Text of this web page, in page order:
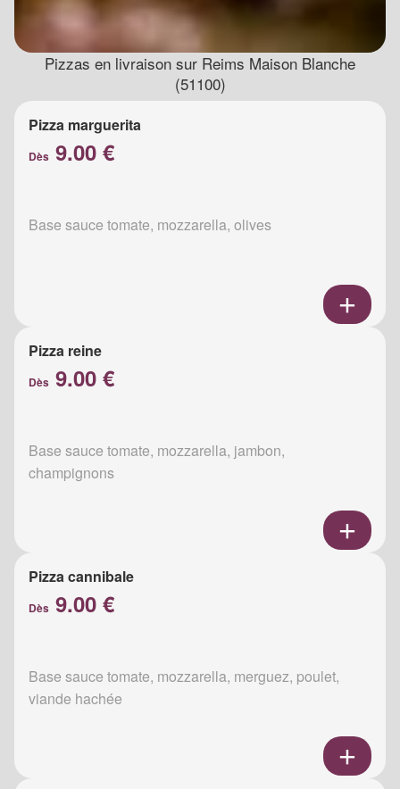
Pizzas en livraison sur Reims Maison Blanche
(51100)
Pizza marguerita
Dès 9.00 €
Base sauce tomate, mozzarella, olives
Pizza reine
Dès 9.00 €
Base sauce tomate, mozzarella, jambon,
champignons
Pizza cannibale
Dès 9.00 €
Base sauce tomate, mozzarella, merguez, poulet,
viande hachée